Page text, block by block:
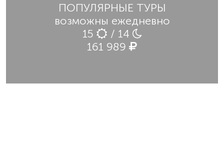
ПОПУЛЯРНЫЕ ТУРЫ
возможны ежедневно
15
/ 14
161 989